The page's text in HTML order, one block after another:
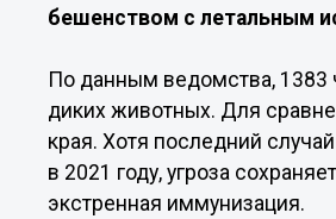
бешенством с летальным
По данным ведомства, 1383
диких животных. Для
края. Хотя последний
в 2021 году, угроза
экстренная иммунизация.